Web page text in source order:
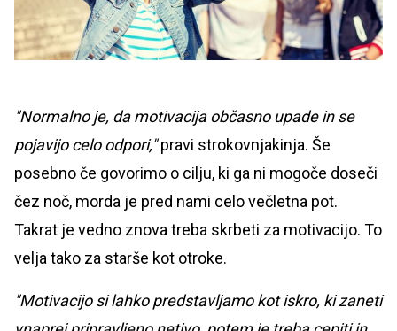
"Normalno je, da motivacija občasno upade in se
pojavijo celo odpori,"pravi strokovnjakinja. Še
posebno če govorimo o cilju, ki ga ni mogoče doseči
čez noč, morda je pred nami celo večletna pot.
Takrat je vedno znova treba skrbeti za motivacijo. To
velja tako za starše kot otroke.
"Motivacijo si lahko predstavljamo kot iskro, ki zaneti